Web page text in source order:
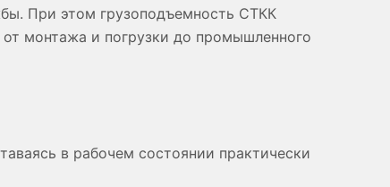
При этом грузоподъемность СТКК
монтажа и погрузки до промышленного
в рабочем состоянии практически